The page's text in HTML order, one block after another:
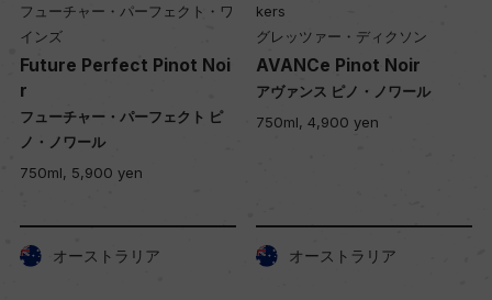
フューチャー・パーフェクト・ワ
インズ
Future Perfect Pinot Noi
r
フューチャー・パーフェクト ピ
ノ・ノワール
750ml, 5,900 yen
kers
グレッツァー・ディクソン
AVANCe Pinot Noir
アヴァンス ピノ・ノワール
750ml, 4,900 yen
オーストラリア オーストラリア